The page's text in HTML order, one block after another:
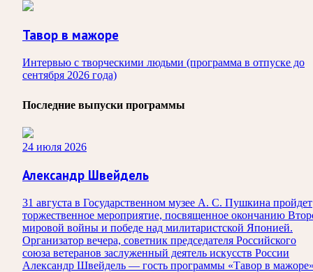
Тавор в мажоре
Интервью с творческими людьми (программа в отпуске до
сентября 2026 года)
Последние выпуски программы
24 июля 2026
Александр Швейдель
31 августа в Государственном музее А. С. Пушкина пройдет
торжественное мероприятие, посвященное окончанию
мировой войны и победе над милитаристской Японией.
Организатор вечера, советник председателя Российского
союза ветеранов заслуженный деятель искусств России
Александр Швейдель — гость программы «Тавор в